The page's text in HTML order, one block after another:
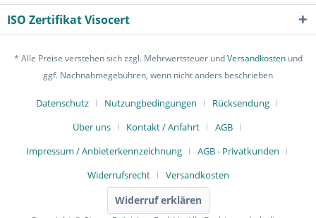
ISO Zertifikat Visocert
* Alle Preise verstehen sich zzgl. Mehrwertsteuer undVersandkostenund
ggf. Nachnahmegebühren, wenn nicht anders beschrieben
Datenschutz Nutzungbedingungen
Rücksendung
Über uns
Kontakt / Anfahrt
AGB
Impressum / Anbieterkennzeichnung
AGB - Privatkunden
Widerrufsrecht
Versandkosten
Widerruf erklären